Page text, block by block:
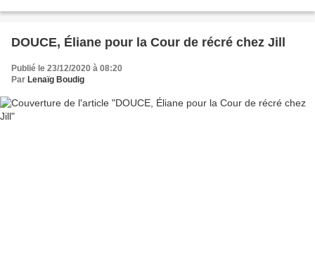
DOUCE, Éliane pour la Cour de récré chez Jill
Publié le 23/12/2020 à 08:20
Par Lenaïg Boudig